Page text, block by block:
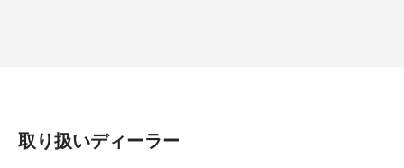
排気量
取り扱いディーラー